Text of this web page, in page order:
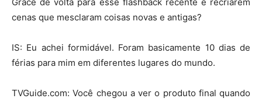
cenas que mesclaram coisas novas e antigas?
IS: Eu achei formidável. Foram basicamente 10 dias de
férias para mim em diferentes lugares do mundo.
TVGuide.com: Você chegou a ver o produto final quando